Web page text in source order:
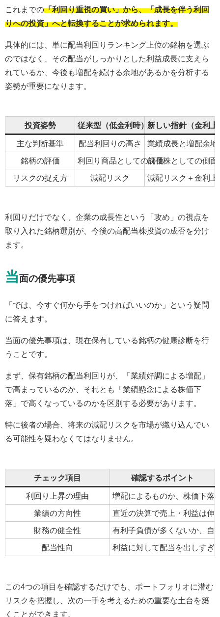
これまでの「利回り重視の買い」から、「成長を伴う利回
りへの投資」へと転換することが求められます。
具体的には、単に配当利回りランキング上位の銘柄を選ぶ
のではなく、その配当がしっかりとした利益成長に支えら
れているか、今後も増配を続ける余地があるかを分析する
姿勢が重要になります。
投資姿勢 従来型（低金利時）新しい指針（金利上
主な判断基準 配当利回りの高さ 業績成長と増配余地
銘柄の評価 利回り商品としての評価成長株としての側面
リスクの捉え方 減配リスク 減配リスク＋金利
利回りだけでなく、企業の成長性という「攻め」の視点を
取り入れた銘柄選別が、今後の高配当株投資の成否を分け
ます。
当面の優先事項
「では、今すぐ何から手をつければいいのか」という疑問
に答えます。
当面の優先事項は、現在保有している銘柄の健康診断を行
うことです。
まず、保有銘柄の配当利回りが、「業績好調による増配」
で高まっているのか、それとも「業績懸念による株価下
落」で高くなっているのかを区別する必要があります。
特に後者の場合、将来の減配リスクを市場が織り込んでい
る可能性を疑わなくてはなりません。
チェック項目 確認するポイント
利回り上昇の理由 増配によるものか、株価下落
業績の方向性 直近の決算で売上・利益は伸
財務の健全性 有利子負債が多くないか、自
配当性向 利益に対して配当を出しすぎ
この4つの項目を確認するだけでも、ポートフォリオに潜む
リスクを把握し、次の一手を考えるための重要な土台を築
くことができます。